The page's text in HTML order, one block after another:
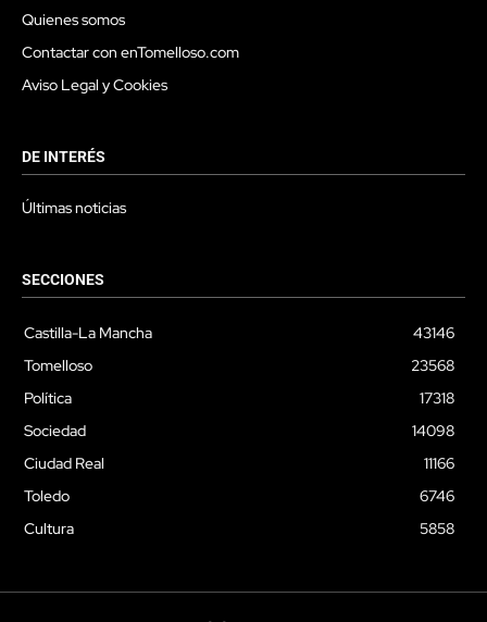
Quienes somos
Contactar con enTomelloso.com
Aviso Legal y Cookies
DE INTERÉS
Últimas noticias
SECCIONES
Castilla-La Mancha
43146
Tomelloso
23568
Política
17318
Sociedad
14098
Ciudad Real
11166
Toledo
6746
Cultura
5858